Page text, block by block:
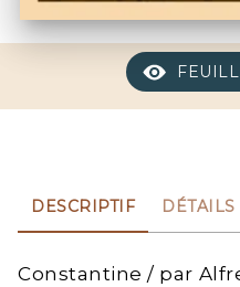
DESCRIPTIF DÉTAILS
Constantine / par